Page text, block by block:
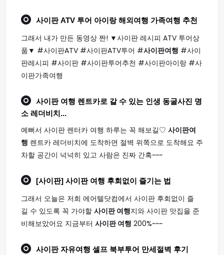
사이판ATV 투어 아이랑 해외 여행 가족여행 추천
그래서 내가 만든 동영상 짠! ▼사이판 레시피 ATV 투어상
품▼ #사이판ATV #사이판ATV투어 #사이판여행 #사이
판레시피 #사이판 #사이판투어추천 #사이판아이랑 #사
이판가족여행
사이판 여행 렌트카로 갈 수 있는 인생 동굴사진 명
소 레더비치...
예뻐서 사이판 렌터카 여행 하루는 꼭 해보길♡ 사이판여
행 렌트카 레더비치에 도착하면 절벽 위쪽으로 도착해요 주
차할 공간이 넉넉히 있고 사람은 진짜 간혹~~~
[사이판] 사이판 여행 후회없이 즐기는 법
그래서 오늘은 저희 에어텔닷컴에서 사이판 후회없이 즐
길 수 있도록 꼭 가야할 사이판 여행지와 사이판 맛집을 준
비해보았어요 지금부터 사이판 여행 200%~~~
사이판자유여행 셀프 북부투어 만세절벽 후기